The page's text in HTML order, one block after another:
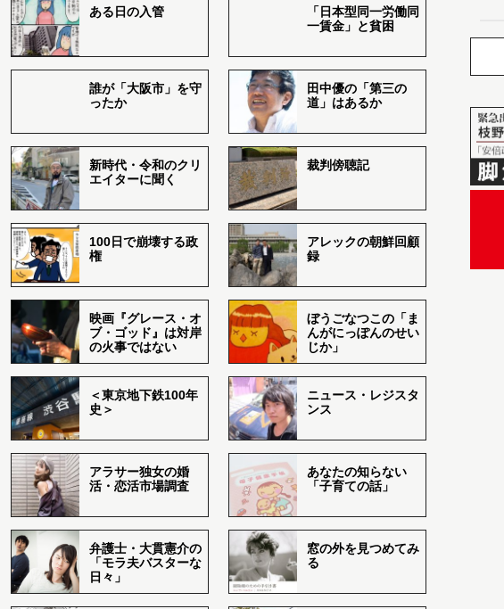
ある日の入管
「日本型同一労働同
一賃金」と貧困
誰が「大阪市」を守
ったか
田中優の「第三の
道」はあるか
新時代・令和のクリ
エイターに聞く
裁判傍聴記
100日で崩壊する政
権
アレックの朝鮮回顧
録
映画『グレース・オ
ブ・ゴッド』は対岸
の火事ではない
ぼうごなつこの「ま
んがにっぽんのせい
じか」
＜東京地下鉄100年
史＞
ニュース・レジスタ
ンス
アラサー独女の婚
活・恋活市場調査
あなたの知らない
「子育ての話」
弁護士・大貫憲介の
「モラ夫バスターな
日々」
窓の外を見つめてみ
る